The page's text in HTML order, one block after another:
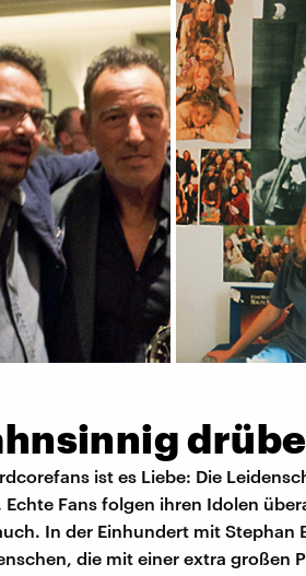
ist es Liebe: Die
Echte Fans folgen ihren Idolen
In der Einhundert mit Stephan
die mit einer extra großen